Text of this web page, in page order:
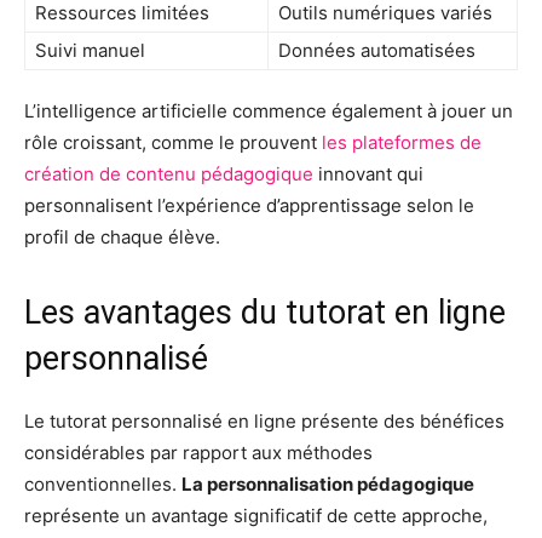
Ressources limitées
Outils numériques variés
Suivi manuel
Données automatisées
L’intelligence artificielle commence également à jouer un
rôle croissant, comme le prouvent les plateformes de
création de contenu pédagogique innovant qui
personnalisent l’expérience d’apprentissage selon le
profil de chaque élève.
Les avantages du tutorat en ligne
personnalisé
Le tutorat personnalisé en ligne présente des bénéfices
considérables par rapport aux méthodes
conventionnelles. La personnalisation pédagogique
représente un avantage significatif de cette approche,